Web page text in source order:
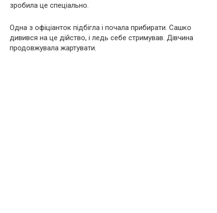
зробила це спеціально.
Одна з офіціанток підбігла і почала прибирати. Сашко
дивився на це дійство, і ледь себе стримував. Дівчина
продовжувала жартувати.